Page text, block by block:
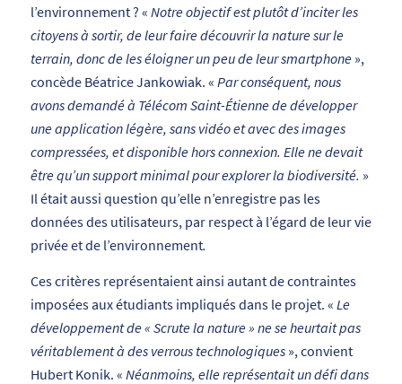
l’environnement ? « Notre objectif est plutôt d’inciter les
citoyens à sortir, de leur faire découvrir la nature sur le
terrain, donc de les éloigner un peu de leur smartphone»,
concède Béatrice Jankowiak. « Par conséquent, nous
avons demandé à Télécom Saint-Étienne de développer
une application légère, sans vidéo et avec des images
compressées, et disponible hors connexion. Elle ne devait
être qu’un support minimal pour explorer la biodiversité. »
Il était aussi question qu’elle n’enregistre pas les
données des utilisateurs, par respect à l’égard de leur vie
privée et de l’environnement.
Ces critères représentaient ainsi autant de contraintes
imposées aux étudiants impliqués dans le projet. « Le
développement de « Scrute la nature » ne se heurtait pas
véritablement à des verrous technologiques», convient
Hubert Konik. « Néanmoins, elle représentait un défi dans